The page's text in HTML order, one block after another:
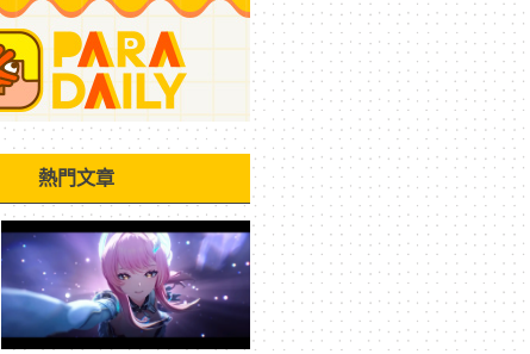
熱門文章